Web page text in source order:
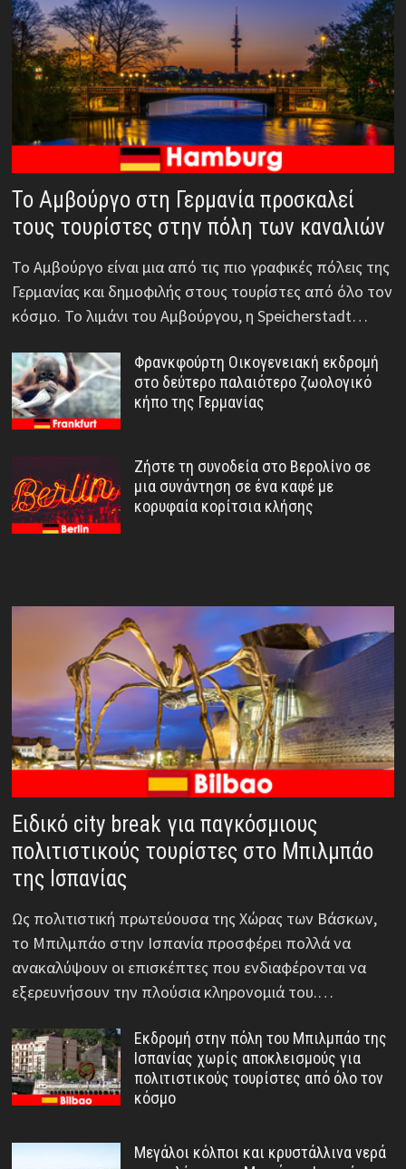
Το Αμβούργο στη Γερμανία προσκαλεί
τους τουρίστες στην πόλη των καναλιών
Το Αμβούργο είναι μια από τις πιο γραφικές πόλεις της
Γερμανίας και δημοφιλής στους τουρίστες από όλο τον
κόσμο. Το λιμάνι του Αμβούργου, η Speicherstadt…
Φρανκφούρτη Οικογενειακή εκδρομή
στο δεύτερο παλαιότερο ζωολογικό
κήπο της Γερμανίας
Ζήστε τη συνοδεία στο Βερολίνο σε
μια συνάντηση σε ένα καφέ με
κορυφαία κορίτσια κλήσης
Ειδικό city break για παγκόσμιους
πολιτιστικούς τουρίστες στο Μπιλμπάο
της Ισπανίας
Ως πολιτιστική πρωτεύουσα της Χώρας των Βάσκων,
το Μπιλμπάο στην Ισπανία προσφέρει πολλά να
ανακαλύψουν οι επισκέπτες που ενδιαφέρονται να
εξερευνήσουν την πλούσια κληρονομιά του.…
Εκδρομή στην πόλη του Μπιλμπάο της
Ισπανίας χωρίς αποκλεισμούς για
πολιτιστικούς τουρίστες από όλο τον
κόσμο
Μεγάλοι κόλποι και κρυστάλλινα νερά